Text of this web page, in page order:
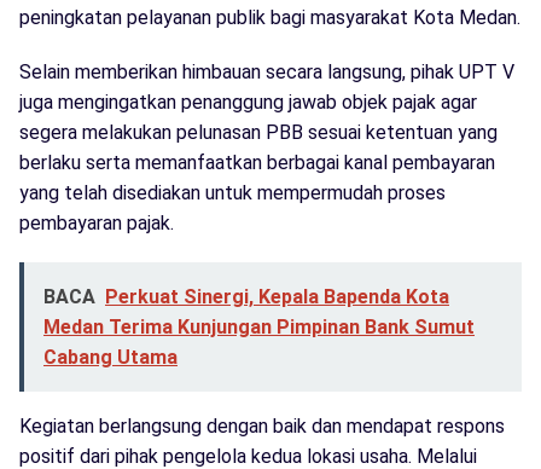
peningkatan pelayanan publik bagi masyarakat Kota Medan.
Selain memberikan himbauan secara langsung, pihak UPT V
juga mengingatkan penanggung jawab objek pajak agar
segera melakukan pelunasan PBB sesuai ketentuan yang
berlaku serta memanfaatkan berbagai kanal pembayaran
yang telah disediakan untuk mempermudah proses
pembayaran pajak.
BACA Perkuat Sinergi, Kepala Bapenda Kota
Medan Terima Kunjungan Pimpinan Bank Sumut
Cabang Utama
Kegiatan berlangsung dengan baik dan mendapat respons
positif dari pihak pengelola kedua lokasi usaha. Melalui